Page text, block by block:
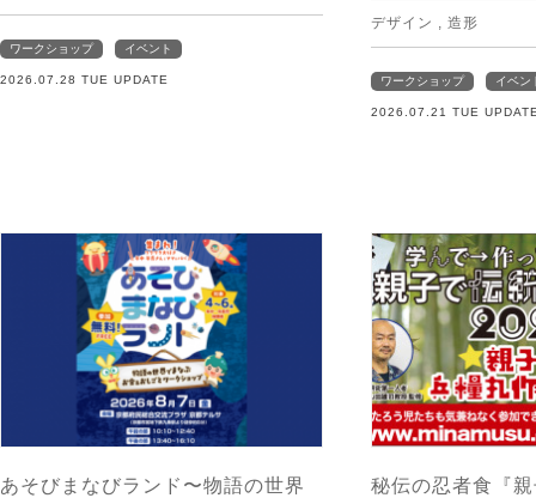
ワークショップ イベント
2026.07.28 TUE UPDATE
デザイン , 造形
ワークショップ イベン
2026.07.21 TUE
あそびまなびランド〜物語の世界
秘伝の忍者食『